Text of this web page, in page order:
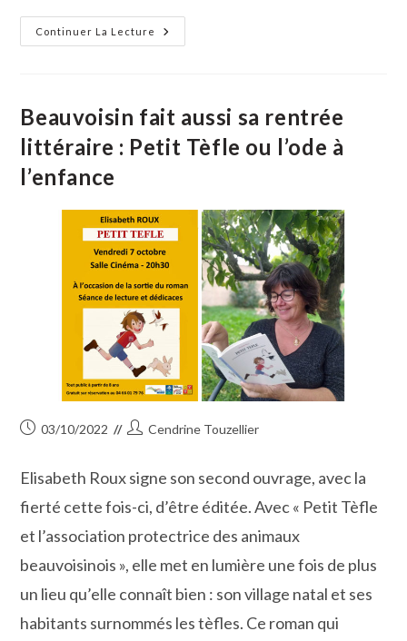
Continuer La Lecture
Petit
Tèfle
Pour
Sa
Présentation
Aux
Soirée
De
Dédicaces
Beauvoisin fait aussi sa rentrée
littéraire : Petit Tèfle ou l’ode à
l’enfance
Publication
03/10/2022
Auteur/autrice
publication :
Cendrine Touzellier
Elisabeth Roux signe son second ouvrage, avec la
fierté cette fois-ci, d’être éditée. Avec « Petit Tèfle
et l’association protectrice des animaux
beauvoisinois », elle met en lumière une fois de plus
un lieu qu’elle connaît bien : son village natal et ses
habitants surnommés les tèfles. Ce roman qui